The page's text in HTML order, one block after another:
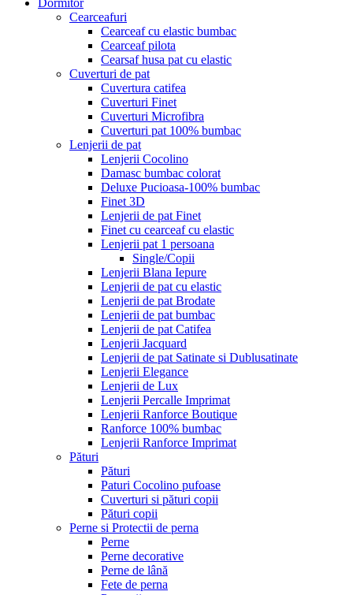
Dormitor
Cearceafuri
Cearceaf cu elastic bumbac
Cearceaf pilota
Cearsaf husa pat cu elastic
Cuverturi de pat
Cuvertura catifea
Cuverturi Finet
Cuverturi Microfibra
Cuverturi pat 100% bumbac
Lenjerii de pat
Lenjerii Cocolino
Damasc bumbac colorat
Deluxe Pucioasa-100% bumbac
Finet 3D
Lenjerii de pat Finet
Finet cu cearceaf cu elastic
Lenjerii pat 1 persoana
Single/Copii
Lenjerii Blana Iepure
Lenjerii de pat cu elastic
Lenjerii de pat Brodate
Lenjerii de pat bumbac
Lenjerii de pat Catifea
Lenjerii Jacquard
Lenjerii de pat Satinate si Dublusatinate
Lenjerii Elegance
Lenjerii de Lux
Lenjerii Percalle Imprimat
Lenjerii Ranforce Boutique
Ranforce 100% bumbac
Lenjerii Ranforce Imprimat
Pături
Pături
Paturi Cocolino pufoase
Cuverturi si pături copii
Pături copii
Perne si Protectii de perna
Perne
Perne decorative
Perne de lână
Fete de perna